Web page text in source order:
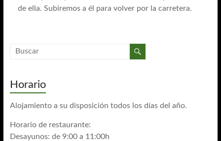
de ella. Subiremos a él para volver por la carretera.
Horario
Alojamiento a su disposición todos los días del año.
Horario de restaurante:
Desayunos: de 9:00 a 11:00h